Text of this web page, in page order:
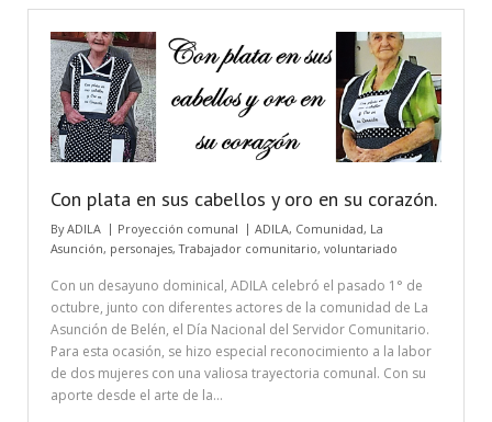
Con plata en sus cabellos y oro en su corazón.
ByADILA Proyección comunal ADILA, Comunidad, La
Asunción, personajes,Trabajador comunitario, voluntariado
Con un desayuno dominical, ADILA celebró el pasado 1° de
octubre, junto con diferentes actores de la comunidad de La
Asunción de Belén, el Día Nacional del Servidor Comunitario.
Para esta ocasión, se hizo especial reconocimiento a la labor
de dos mujeres con una valiosa trayectoria comunal. Con su
aporte desde el arte de la…